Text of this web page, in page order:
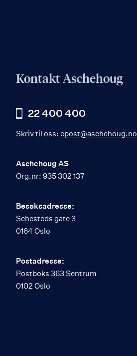
Kontakt Aschehoug
22 400 400
Skriv til oss: epost@aschehoug.no
Aschehoug AS
Org.nr: 935 302 137
Besøksadresse:
Sehesteds gate 3
0164 Oslo
Postadresse:
Postboks 363 Sentrum
0102 Oslo